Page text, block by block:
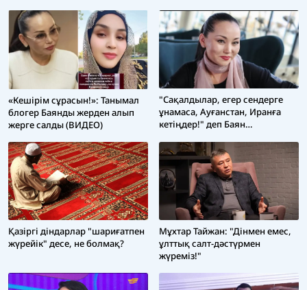
«Кешірім сұрасын!»: Танымал
блогер Баянды жерден алып
жерге салды (ВИДЕО)
"Сақалдылар, егер сендерге
ұнамаса, Ауғанстан, Иранға
кетіңдер!" деп Баян
Қазіргі діндарлар "шариғатпен
жүрейік" десе, не болмақ?
Мұхтар Тайжан: "Дінмен емес,
ұлттық салт-дәстүрмен
жүреміз!"